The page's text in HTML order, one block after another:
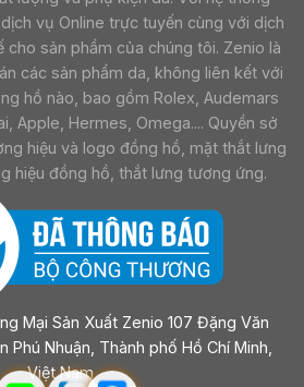
vụ Online trực tuyến cùng với dịch
cho sản phẩm của chúng tôi. Zenio là
các sản phẩm da, không liên kết với
hồ nào, bao gồm Rolex, Audemars
Apple, Hermes, Omega.... Quyền sở
hiệu và logo đồng hồ, mặt thắt lưng
hiệu đồng hồ, thắt lưng tương ứng.
Mại Sản Xuất Zenio 107 Đặng Văn
Phú Nhuận, Thành phố Hồ Chí Minh,
Việt Nam